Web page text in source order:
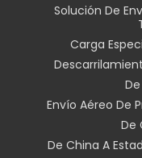
Solución De
Carga
Envío Aéreo De
De
De China A